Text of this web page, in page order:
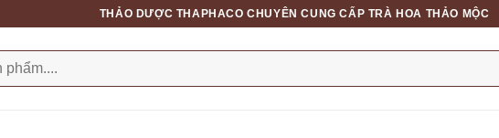
THẢO DƯỢC THAPHACO CHUYÊN CUNG CẤP TRÀ HOA THẢO MỘC